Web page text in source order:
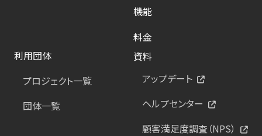
機能
料金
利用団体
プロジェクト一覧
団体一覧
資料
アップデート
ヘルプセンター
顧客満足度調査（NPS）